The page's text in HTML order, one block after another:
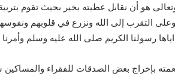
هو أن نقابل عطيته بخير بحيث تقوم
التقرب إلى الله ونزرع في قلوبهم
رسولنا الكريم صلى الله عليه وسلم وأمرنا
بإخراج بعض الصدقات للفقراء